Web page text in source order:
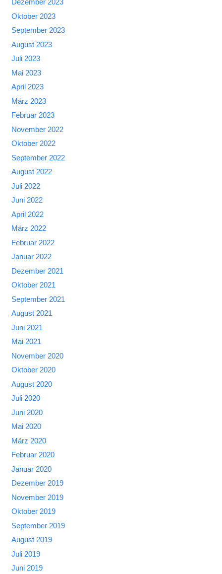
Dezember 2023
Oktober 2023
September 2023
August 2023
Juli 2023
Mai 2023
April 2023
März 2023
Februar 2023
November 2022
Oktober 2022
September 2022
August 2022
Juli 2022
Juni 2022
April 2022
März 2022
Februar 2022
Januar 2022
Dezember 2021
Oktober 2021
September 2021
August 2021
Juni 2021
Mai 2021
November 2020
Oktober 2020
August 2020
Juli 2020
Juni 2020
Mai 2020
März 2020
Februar 2020
Januar 2020
Dezember 2019
November 2019
Oktober 2019
September 2019
August 2019
Juli 2019
Juni 2019